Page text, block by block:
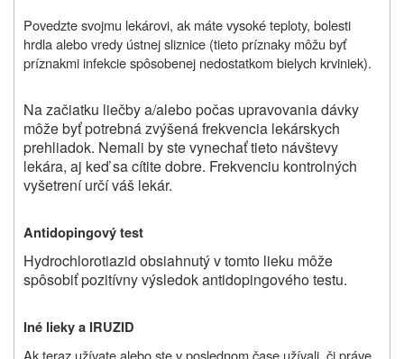
Povedzte svojmu lekárovi, ak máte vysoké teploty, bolesti
hrdla alebo vredy ústnej sliznice (tieto príznaky môžu byť
príznakmi infekcie spôsobenej nedostatkom bielych krviniek).
Na začiatku liečby a/alebo počas upravovania dávky
môže byť potrebná zvýšená frekvencia lekárskych
prehliadok. Nemali by ste vynechať tieto návštevy
lekára, aj keď sa cítite dobre. Frekvenciu kontrolných
vyšetrení určí váš lekár.
Antidopingový test
Hydrochlorotiazid obsiahnutý v tomto lieku môže
spôsobiť pozitívny výsledok antidopingového testu.
Iné lieky a IRUZID
Ak teraz užívate alebo ste v poslednom čase užívali, či práve